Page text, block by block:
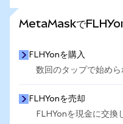
MetaMaskで
FLHYonを購入
数回のタップで始めら
FLHYonを売却
FLHYonを現金に交換